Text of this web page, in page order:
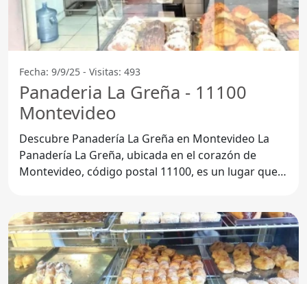
Fecha: 9/9/25 - Visitas: 493
Panaderia La Greña - 11100
Montevideo
Descubre Panadería La Greña en Montevideo La
Panadería La Greña, ubicada en el corazón de
Montevideo, código postal 11100, es un lugar que